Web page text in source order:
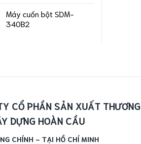
Máy cuốn bột SDM-
340B2
CỔ PHẦN SẢN XUẤT THƯƠNG
DỰNG HOÀN CẦU
CHÍNH - TẠI HỒ CHÍ MINH